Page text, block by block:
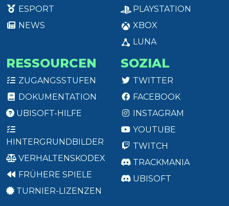
ESPORT
NEWS
PLAYSTATION
XBOX
LUNA
RESSOURCEN
ZUGANGSSTUFEN
DOKUMENTATION
UBISOFT-HILFE
HINTERGRUNDBILDER
VERHALTENSKODEX
FRÜHERE SPIELE
TURNIER-LIZENZEN
SOZIAL
TWITTER
FACEBOOK
INSTAGRAM
YOUTUBE
TWITCH
TRACKMANIA
UBISOFT